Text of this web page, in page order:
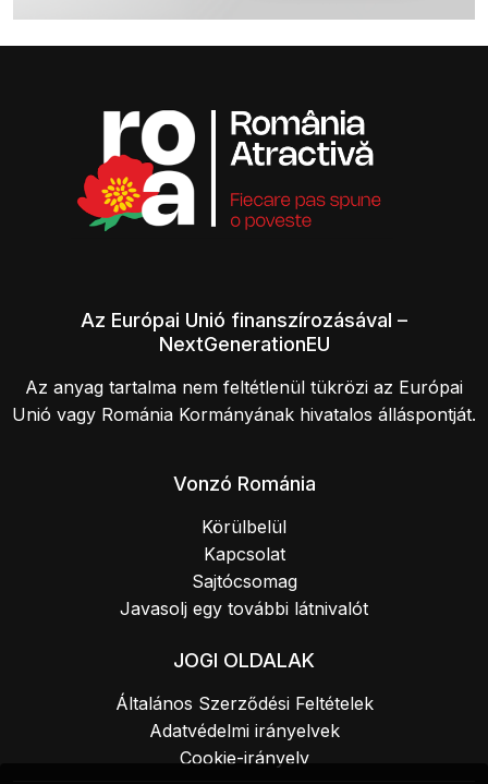
Az Európai Unió finanszírozásával –
NextGenerationEU
Az anyag tartalma nem feltétlenül tükrözi az Európai
Unió vagy Románia Kormányának hivatalos álláspontját.
Vonzó Románia
Körülbelül
Kapcsolat
Sajtócsomag
Javasolj egy további látnivalót
JOGI OLDALAK
Általános Szerződési Feltételek
Adatvédelmi irányelvek
Cookie-irányelv